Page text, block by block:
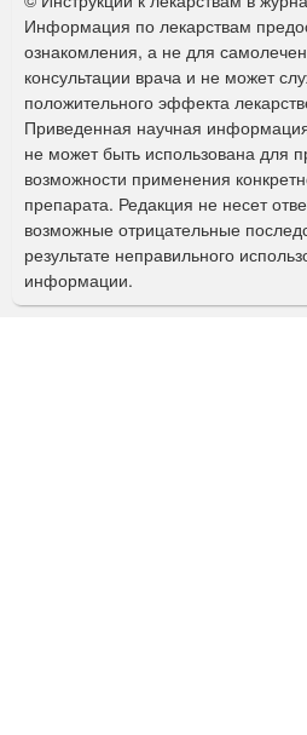
р
м
а
п
о
и
с
к
Информация по лекарствам
ознакомления, а не для
консультации врача и не может
положительного эффекта
Приведенная научная
не может быть использована для
возможности применения
препарата. Редакция не несет
возможные отрицательные
результате неправильного
информации.